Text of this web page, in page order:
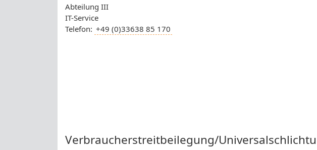
Abteilung III
IT-Service
Telefon: +49 (0)33638 85 170
Verbraucherstreitbeilegung/